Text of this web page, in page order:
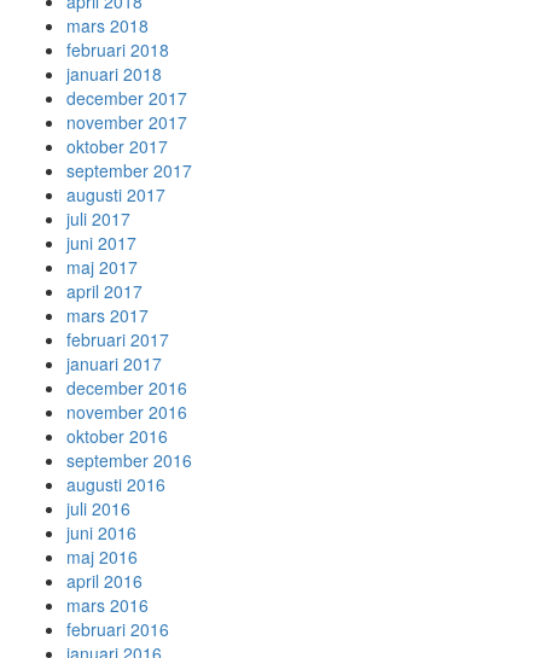
mars 2018
februari 2018
januari 2018
december 2017
november 2017
oktober 2017
september 2017
augusti 2017
juli 2017
juni 2017
maj 2017
april 2017
mars 2017
februari 2017
januari 2017
december 2016
november 2016
oktober 2016
september 2016
augusti 2016
juli 2016
juni 2016
maj 2016
april 2016
mars 2016
februari 2016
januari 2016